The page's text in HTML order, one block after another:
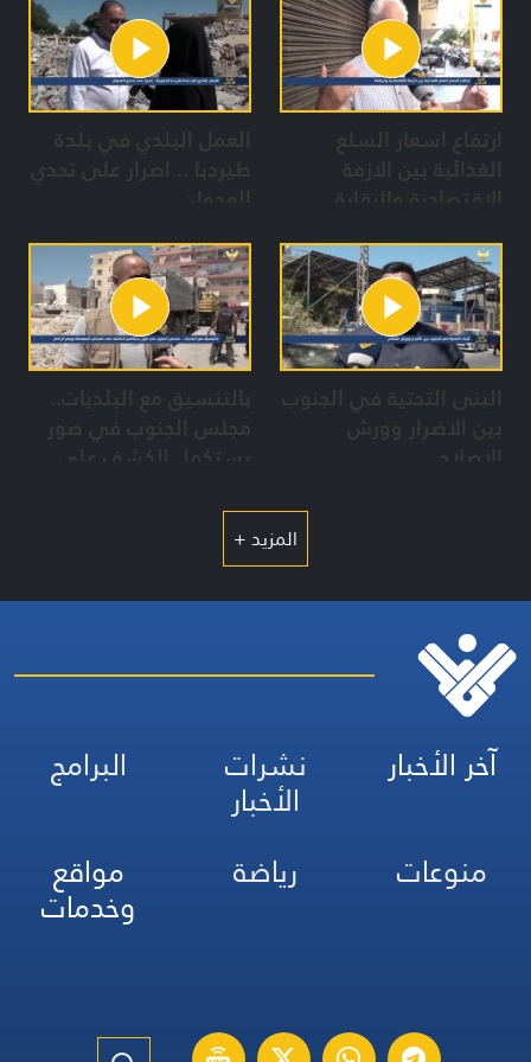
ارتفاع اسعار السلع
الغذائية بين الازمة
الاقتصادية والرقابة
العمل البلدي في بلدة
طيردبا .. اصرار على تحدي
العدوان
البنى التحتية في الجنوب
بين الاضرار وورش
الاصلاح
بالتنسيق مع البلديات..
مجلس الجنوب في صور
يستكمل الكشف على
الركام
المزيد +
آخر الأخبار نشرات
الأخبار
البرامج
منوعات
رياضة مواقع
وخدمات